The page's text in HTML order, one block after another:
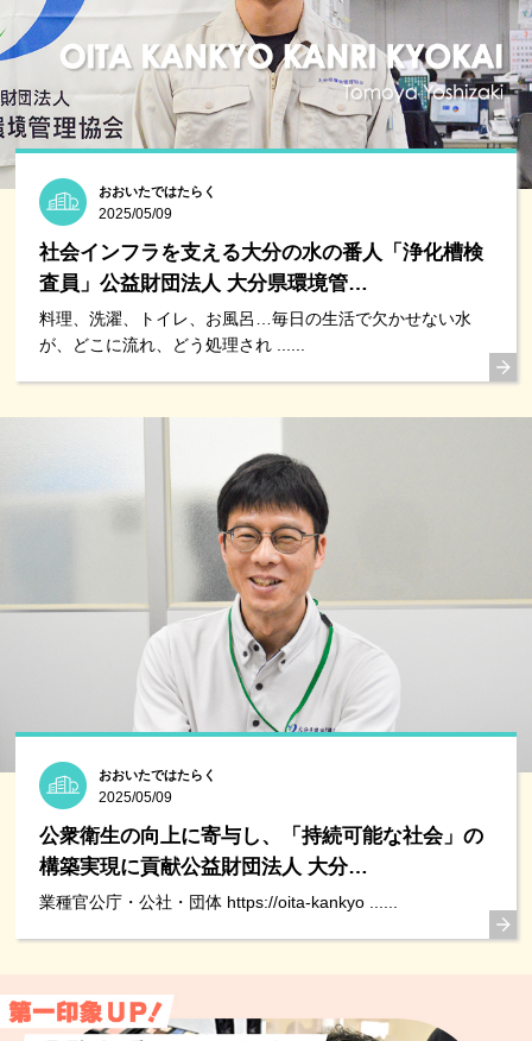
おおいたではたらく
2025/05/09
社会インフラを支える大分の水の番人「浄化槽検
査員」公益財団法人 大分県環境管…
料理、洗濯、トイレ、お風呂…毎日の生活で欠かせない水
が、どこに流れ、どう処理され ......
おおいたではたらく
2025/05/09
公衆衛生の向上に寄与し、「持続可能な社会」の
構築実現に貢献公益財団法人 大分…
業種官公庁・公社・団体 https://oita-kankyo ......